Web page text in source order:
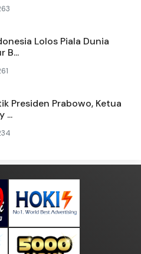
Lolos Piala Dunia
B...
Presiden Prabowo, Ketua
...